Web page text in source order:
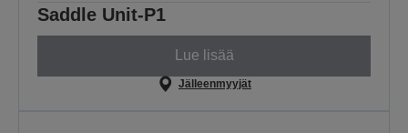
Saddle Unit-P1
Lue lisää
Jälleenmyyjät